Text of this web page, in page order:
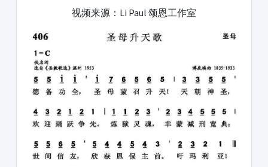
视频来源：Li Paul 颂恩工作室